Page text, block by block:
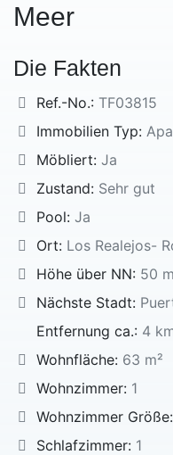
Meer
Die Fakten
Ref.-No.: TF03815
Immobilien Typ:
Möbliert: Ja
Zustand: Sehr gut
Pool: Ja
Ort: Los Realejos-
Höhe über NN: 50 m
Nächste Stadt:
Entfernung ca.: 4
Wohnfläche: 63 m²
Wohnzimmer: 1
Wohnzimmer Größe:
Schlafzimmer: 1